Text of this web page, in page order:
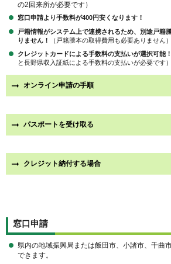
の2回来所が必要です）
窓口申請より手数料が400円安くなります！
戸籍情報がシステム上で連携されるため、別途戸籍
りません！
（戸籍謄本の取得費用も必要ありません）
クレジットカードによる手数料の支払いが選択可能！
と長野県収入証紙による手数料の支払いが必要です）
オンライン申請の手順
パスポートを受け取る
クレジット納付する場合
窓口申請
県内の地域振興局または飯田市、小諸市、千曲
できます。